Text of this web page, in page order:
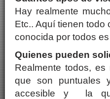
Hay realmente
Etc.. Aquí tienen todo
conocida por todos
Quienes pueden
Realmente todos,
que son puntuales
accesible y la